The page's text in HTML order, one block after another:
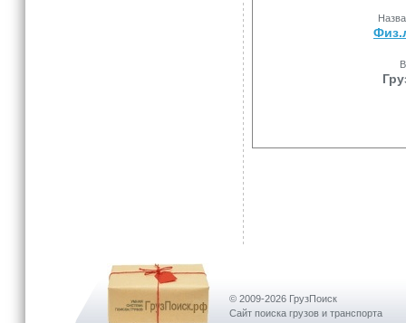
© 2009-2026 ГрузПоиск
Сайт поиска грузов и транспорта